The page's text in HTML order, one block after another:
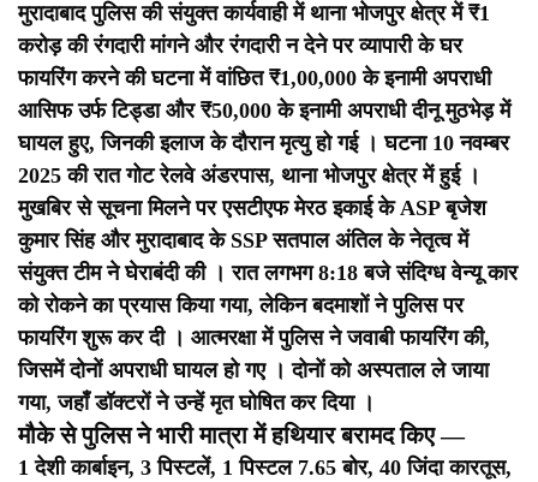
मुरादाबाद पुलिस की संयुक्त कार्यवाही में थाना भोजपुर क्षेत्र में ₹1
करोड़ की रंगदारी मांगने और रंगदारी न देने पर व्यापारी के घर
फायरिंग करने की घटना में वांछित ₹1,00,000 के इनामी अपराधी
आसिफ उर्फ टिड्डा और ₹50,000 के इनामी अपराधी दीनू मुठभेड़ में
घायल हुए, जिनकी इलाज के दौरान मृत्यु हो गई ।घटना 10 नवम्बर
2025 की रात गोट रेलवे अंडरपास, थाना भोजपुर क्षेत्र में हुई ।
मुखबिर से सूचना मिलने पर एसटीएफ मेरठ इकाई के ASP बृजेश
कुमार सिंह और मुरादाबाद के SSP सतपाल अंतिल के नेतृत्व में
संयुक्त टीम ने घेराबंदी की । रात लगभग 8:18 बजे संदिग्ध वेन्यू कार
को रोकने का प्रयास किया गया, लेकिन बदमाशों ने पुलिस पर
फायरिंग शुरू कर दी । आत्मरक्षा में पुलिस ने जवाबी फायरिंग की,
जिसमें दोनों अपराधी घायल हो गए । दोनों को अस्पताल ले जाया
गया, जहाँ डॉक्टरों ने उन्हें मृत घोषित कर दिया ।
मौके से पुलिस ने भारी मात्रा में हथियार बरामद किए —
1 देशी कार्बाइन, 3 पिस्टलें, 1 पिस्टल 7.65 बोर, 40 जिंदा कारतूस,